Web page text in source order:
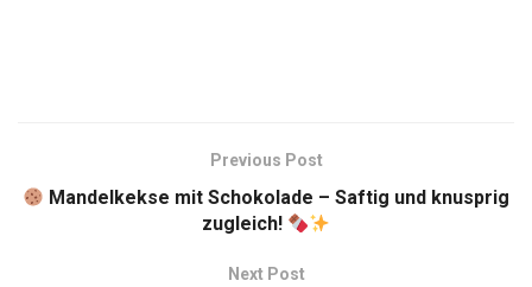
Previous Post
Mandelkekse mit Schokolade – Saftig und knusprig
zugleich!
Next Post